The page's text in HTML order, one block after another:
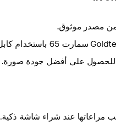
للحصول على أفضل جودة صورة.
مراعاتها عند شراء شاشة ذكية.